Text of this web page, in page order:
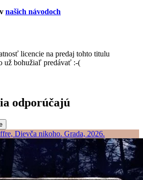
našich návodoch
licencie na predaj tohto titulu
už bohužiaľ predávať :-(
odporúčajú